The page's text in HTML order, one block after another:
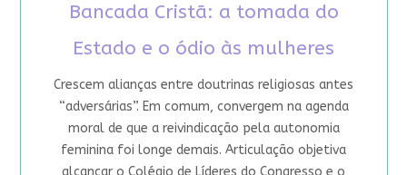
Bancada Cristã: a tomada do
Estado e o ódio às mulheres
Crescem alianças entre doutrinas religiosas antes
“adversárias”. Em comum, convergem na agenda
moral de que a reivindicação pela autonomia
feminina foi longe demais. Articulação objetiva